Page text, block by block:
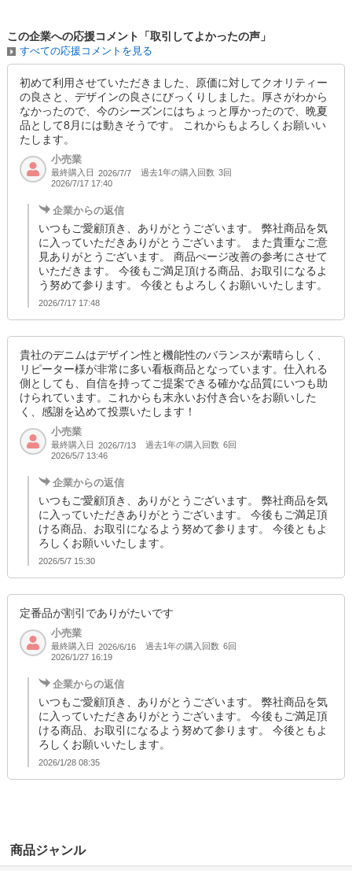
この企業への応援コメント「取引してよかったの声」
すべての応援コメントを見る
初めて利用させていただきました、原価に対してクオリティー
の良さと、デザインの良さにびっくりしました。厚さがわから
なかったので、今のシーズンにはちょっと厚かったので、晩夏
品として8月には動きそうです。 これからもよろしくお願いい
たします。
小売業
最終購入日 2026/7/7 過去1年の購入回数 3回
2026/7/17 17:40
企業からの返信
いつもご愛顧頂き、ありがとうございます。 弊社商品を気
に入っていただきありがとうございます。 また貴重なご意
見ありがとうございます。 商品ぺージ改善の参考にさせて
いただきます。 今後もご満足頂ける商品、お取引になるよ
う努めて参ります。 今後ともよろしくお願いいたします。
2026/7/17 17:48
貴社のデニムはデザイン性と機能性のバランスが素晴らしく、
リピーター様が非常に多い看板商品となっています。仕入れる
側としても、自信を持ってご提案できる確かな品質にいつも助
けられています。これからも末永いお付き合いをお願いした
く、感謝を込めて投票いたします！
小売業
最終購入日 2026/7/13 過去1年の購入回数 6回
2026/5/7 13:46
企業からの返信
いつもご愛顧頂き、ありがとうございます。 弊社商品を気
に入っていただきありがとうございます。 今後もご満足頂
ける商品、お取引になるよう努めて参ります。 今後ともよ
ろしくお願いいたします。
2026/5/7 15:30
定番品が割引でありがたいです
小売業
最終購入日 2026/6/16 過去1年の購入回数 6回
2026/1/27 16:19
企業からの返信
いつもご愛顧頂き、ありがとうございます。 弊社商品を気
に入っていただきありがとうございます。 今後もご満足頂
ける商品、お取引になるよう努めて参ります。 今後ともよ
ろしくお願いいたします。
2026/1/28 08:35
商品ジャンル